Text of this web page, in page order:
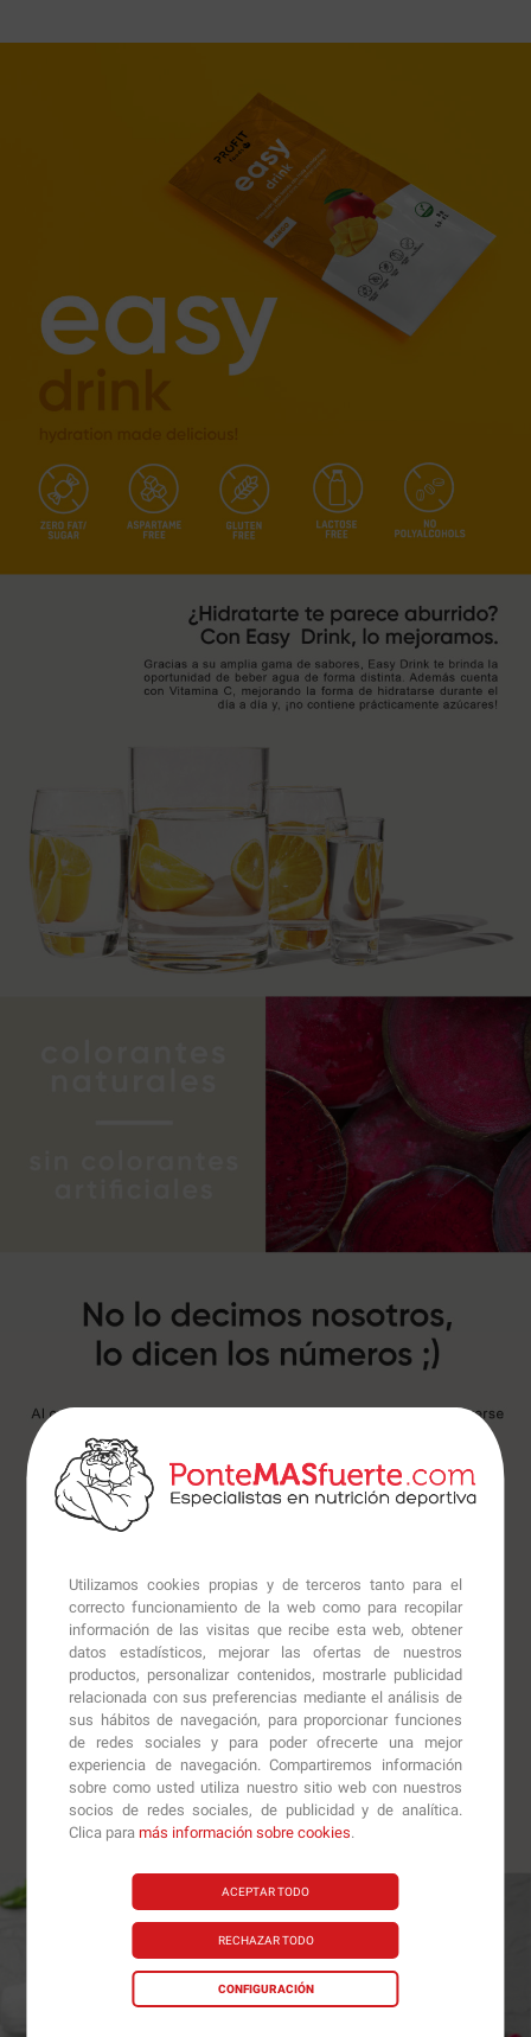
Utilizamos cookies propias y de terceros tanto para el
correcto funcionamiento de la web como para recopilar
información de las visitas que recibe esta web, obtener
datos estadísticos, mejorar las ofertas de nuestros
productos, personalizar contenidos, mostrarle publicidad
relacionada con sus preferencias mediante el análisis de
sus hábitos de navegación, para proporcionar funciones
de redes sociales y para poder ofrecerte una mejor
experiencia de navegación. Compartiremos información
sobre como usted utiliza nuestro sitio web con nuestros
socios de redes sociales, de publicidad y de analítica.
Clica paramás información sobre cookies.
ACEPTAR TODO
RECHAZAR TODO
CONFIGURACIÓN